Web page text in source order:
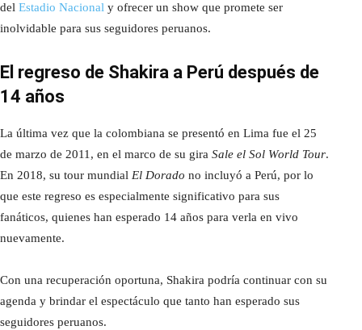
del Estadio Nacional y ofrecer un show que promete ser
inolvidable para sus seguidores peruanos.
El regreso de Shakira a Perú después de
14 años
La última vez que la colombiana se presentó en Lima fue el 25
de marzo de 2011, en el marco de su gira Sale el Sol World Tour.
En 2018, su tour mundial El Dorado no incluyó a Perú, por lo
que este regreso es especialmente significativo para sus
fanáticos, quienes han esperado 14 años para verla en vivo
nuevamente.
Con una recuperación oportuna, Shakira podría continuar con su
agenda y brindar el espectáculo que tanto han esperado sus
seguidores peruanos.